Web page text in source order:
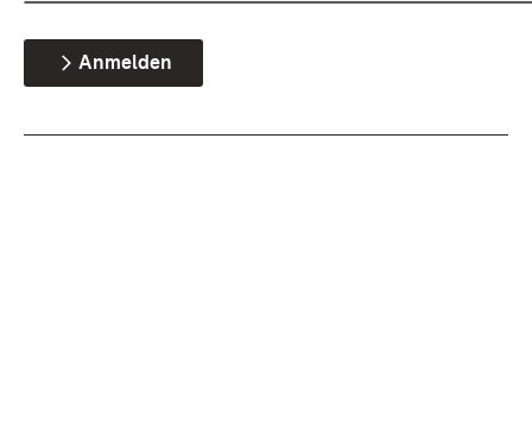
Anmelden